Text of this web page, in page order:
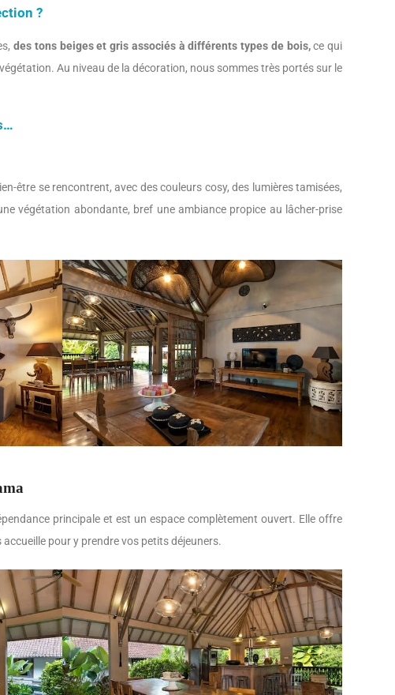
?
des tons beiges et gris associés à différents types de bois,ce qui
Au niveau de la décoration, nous sommes très portés sur le
être se rencontrent, avec des couleurs cosy, des lumières tamisées,
végétation abondante, bref une ambiance propice au lâcher-prise
principale et est un espace complètement ouvert. Elle offre
pour y prendre vos petits déjeuners.